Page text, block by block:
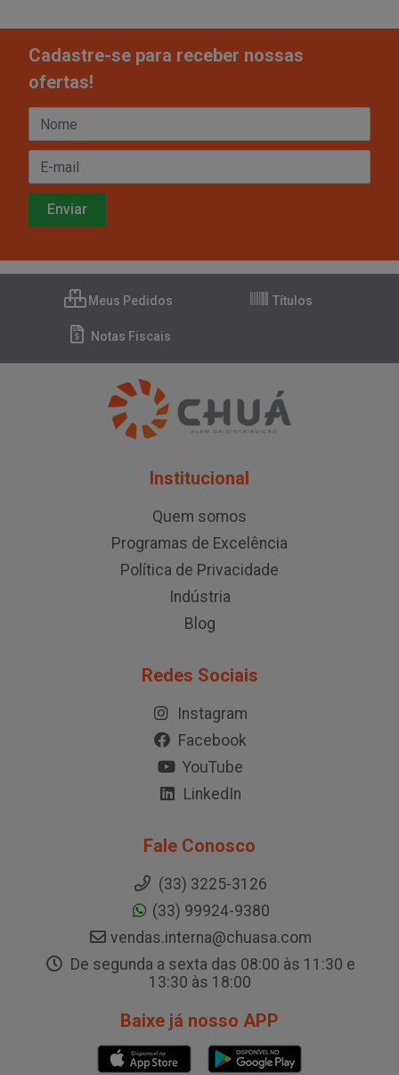
Cadastre-se para receber nossas
ofertas!
Meus Pedidos Títulos
Notas Fiscais
Institucional
Quem somos
Programas de Excelência
Política de Privacidade
Indústria
Blog
Redes Sociais
Instagram
Facebook
YouTube
LinkedIn
Fale Conosco
(33) 3225-3126
(33) 99924-9380
vendas.interna@chuasa.com
De segunda a sexta das 08:00 às 11:30 e
13:30 às 18:00
Baixe já nosso APP